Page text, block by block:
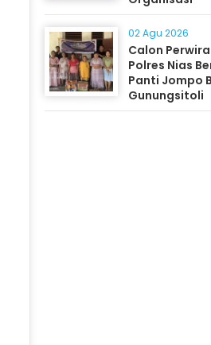
02 Agu 2026
Calon
Polres Nias
Panti Jompo
Gunungsitoli